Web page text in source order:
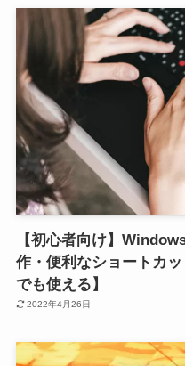
【初心者向け】
作・便利なショートカ
でも使える】
2022年4月26日